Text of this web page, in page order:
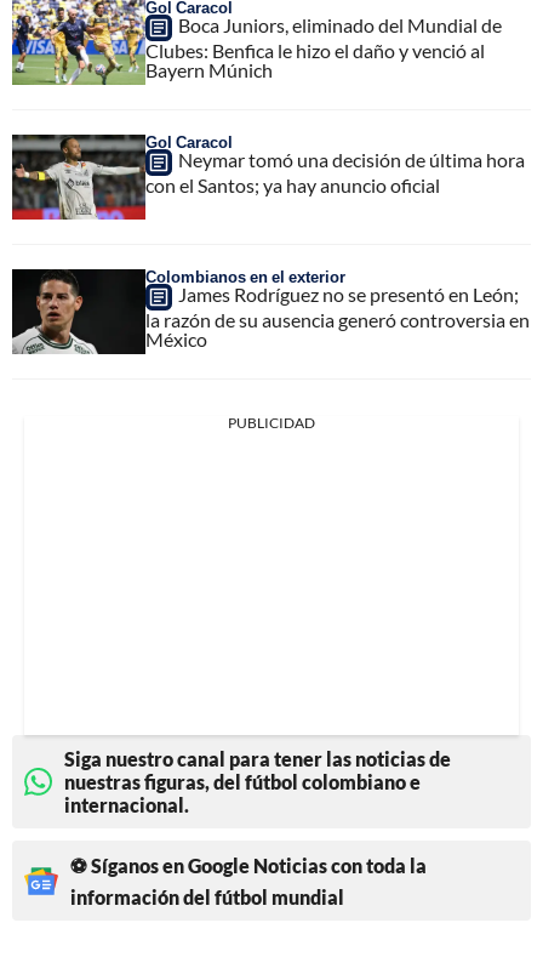
Gol Caracol
Boca Juniors, eliminado del Mundial de
Clubes: Benfica le hizo el daño y venció al
Bayern Múnich
Gol Caracol
Neymar tomó una decisión de última hora
con el Santos; ya hay anuncio oficial
Colombianos en el exterior
James Rodríguez no se presentó en León;
la razón de su ausencia generó controversia en
México
PUBLICIDAD
Siga nuestro canal para tener las noticias de
nuestras figuras, del fútbol colombiano e
internacional.
⚽ Síganos en Google Noticias con toda la
información del fútbol mundial